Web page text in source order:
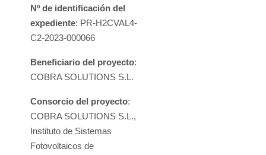
Nº de identificación del
expediente: PR-H2CVAL4-
C2-2023-000066
Beneficiario del proyecto:
COBRA SOLUTIONS S.L.
Consorcio del proyecto:
COBRA SOLUTIONS S.L.,
Instituto de Sistemas
Fotovoltaicos de